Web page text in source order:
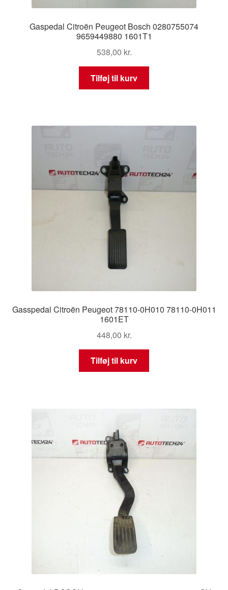
Gaspedal Citroën Peugeot Bosch 0280755074
9659449880 1601T1
538,00 kr.
Tilføj til kurv
Gasspedal Citroën Peugeot 78110-0H010 78110-0H011
1601ET
448,00 kr.
Tilføj til kurv